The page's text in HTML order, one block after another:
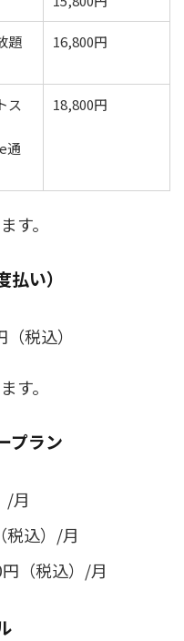
題 16,800円
ス
通
18,800円
す。
い）
税込）
す。
プラン
/月
税込）/月
円（税込）/月